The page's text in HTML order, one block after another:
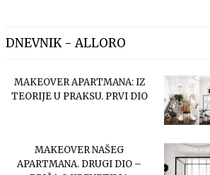
DNEVNIK - ALLORO
MAKEOVER APARTMANA: IZ
TEORIJE U PRAKSU. PRVI DIO
MAKEOVER NAŠEG
APARTMANA. DRUGI DIO –